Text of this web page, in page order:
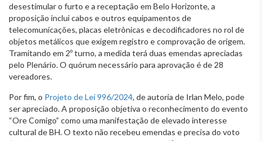
desestimular o furto e a receptação em Belo Horizonte, a
proposição inclui cabos e outros equipamentos de
telecomunicações, placas eletrônicas e decodificadores no rol de
objetos metálicos que exigem registro e comprovação de origem.
Tramitando em 2º turno, a medida terá duas emendas apreciadas
pelo Plenário. O quórum necessário para aprovação é de 28
vereadores.
Por fim, o Projeto de Lei 996/2024, de autoria de Irlan Melo, pode
ser apreciado. A proposição objetiva o reconhecimento do evento
“Ore Comigo” como uma manifestação de elevado interesse
cultural de BH. O texto não recebeu emendas e precisa do voto